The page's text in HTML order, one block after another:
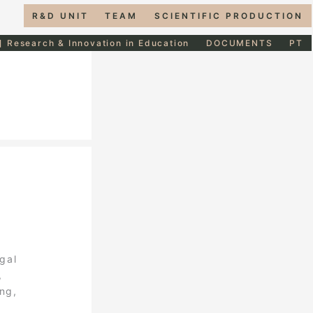
R&D UNIT TEAM SCIENTIFIC PRODUCTION
Research & Innovation in Education DOCUMENTS PT